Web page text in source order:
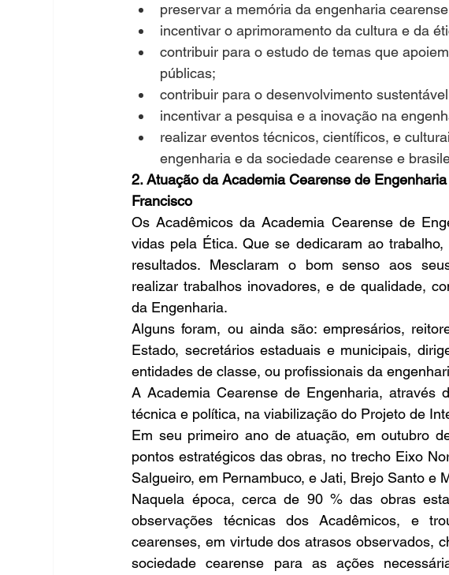
preservar a memória da engenharia
incentivar o aprimoramento da cultura e da
contribuir para o estudo de temas que
públicas;
contribuir para o desenvolvimento
incentivar a pesquisa e a inovação na
realizar eventos técnicos, científicos, e
engenharia e da sociedade cearense e
2. Atuação da Academia Cearense de
Francisco
Os Acadêmicos da Academia Cearense de
vidas pela Ética. Que se dedicaram ao
resultados. Mesclaram o bom senso aos
realizar trabalhos inovadores, e de qualidade,
da Engenharia.
Alguns foram, ou ainda são: empresários,
Estado, secretários estaduais e municipais,
entidades de classe, ou profissionais da
A Academia Cearense de Engenharia, através
técnica e política, na viabilização do Projeto de
Em seu primeiro ano de atuação, em outubro
pontos estratégicos das obras, no trecho Eixo
Salgueiro, em Pernambuco, e Jati, Brejo Santo e
Naquela época, cerca de 90 % das obras
observações técnicas dos Acadêmicos, e
cearenses, em virtude dos atrasos observados,
sociedade cearense para as ações